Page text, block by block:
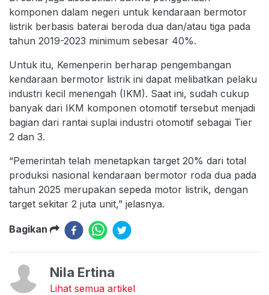
komponen dalam negeri untuk kendaraan bermotor
listrik berbasis baterai beroda dua dan/atau tiga pada
tahun 2019-2023 minimum sebesar 40%.
Untuk itu, Kemenperin berharap pengembangan
kendaraan bermotor listrik ini dapat melibatkan pelaku
industri kecil menengah (IKM). Saat ini, sudah cukup
banyak dari IKM komponen otomotif tersebut menjadi
bagian dari rantai suplai industri otomotif sebagai Tier
2 dan 3.
“Pemerintah telah menetapkan target 20% dari total
produksi nasional kendaraan bermotor roda dua pada
tahun 2025 merupakan sepeda motor listrik, dengan
target sekitar 2 juta unit,” jelasnya.
Bagikan
Nila Ertina
Lihat semua artikel